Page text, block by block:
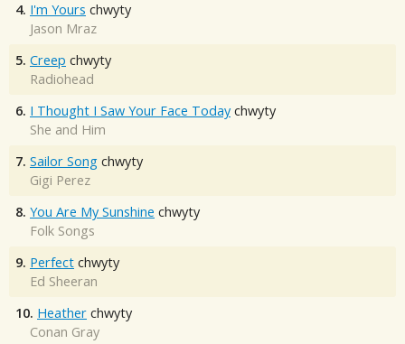
4. I'm Yours chwyty
Jason Mraz
5. Creep chwyty
Radiohead
6. I Thought I Saw Your Face Today chwyty
She and Him
7. Sailor Song chwyty
Gigi Perez
8. You Are My Sunshine chwyty
Folk Songs
9. Perfect chwyty
Ed Sheeran
10. Heather chwyty
Conan Gray